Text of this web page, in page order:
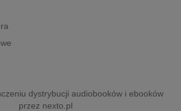
dystrybucji audiobooków i ebooków
przez nexto.pl